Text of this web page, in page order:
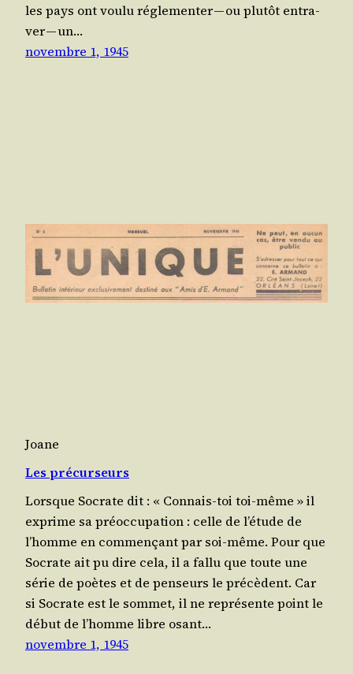
les pays ont vou­lu régle­men­ter — ou plu­tôt entra­
ver — un…
novembre 1, 1945
Joane
Les précurseurs
Lorsque Socrate dit : « Connais-toi toi-même » il
exprime sa pré­oc­cu­pa­tion : celle de l’é­tude de
l’homme en com­men­çant par soi-même. Pour que
Socrate ait pu dire cela, il a fal­lu que toute une
série de poètes et de pen­seurs le pré­cèdent. Car
si Socrate est le som­met, il ne repré­sente point le
début de l’homme libre osant…
novembre 1, 1945